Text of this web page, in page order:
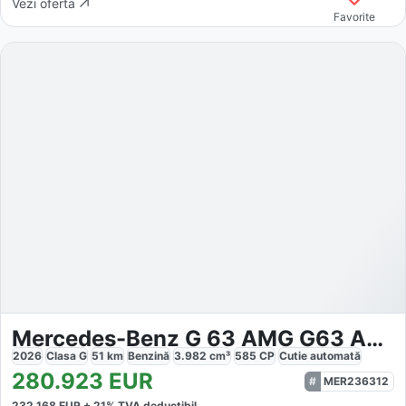
Favorite
Mercedes-Benz G 63 AMG G63 AMG
2026 Clasa G 51 km Benzină 3.982 cm³ 585 CP Cutie automată
280.923 EUR
MER236312